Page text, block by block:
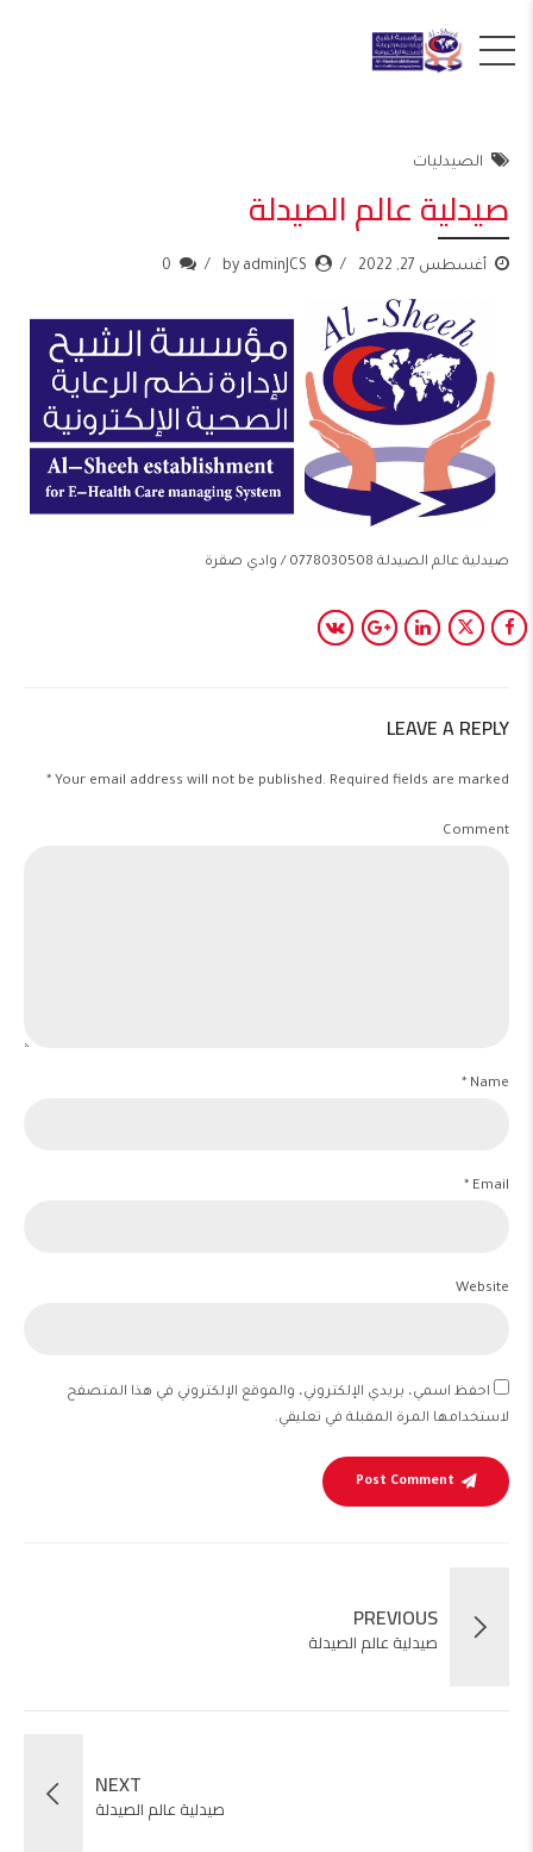
الصيدليات
صيدلية عالم الصيدلة
أغسطس 27, 2022 by adminJCS
0
صيدلية عالم الصيدلة 0778030508 / وادي صقرة
LEAVE A REPLY
Your email address will not be published. Required fields are marked *
Comment
Name *
Email *
Website
احفظ اسمي، بريدي الإلكتروني، والموقع الإلكتروني في هذا المتصفح
لاستخدامها المرة المقبلة في تعليقي.
Post Comment
PREVIOUS
صيدلية عالم الصيدلة
NEXT
صيدلية عالم الصيدلة